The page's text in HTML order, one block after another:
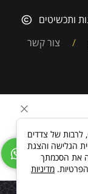
ותכשיטים
/ צור קשר
לידיעתך, באתרנו נעשה שימוש בקבצי Cookies, לרבות של צדדים
הגלישה והצגת
את הסכמתך
מדיניות